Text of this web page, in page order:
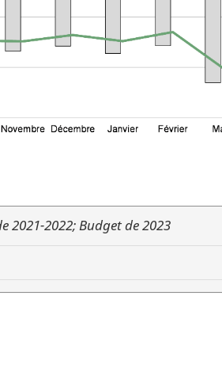
2022; Budget de 2023